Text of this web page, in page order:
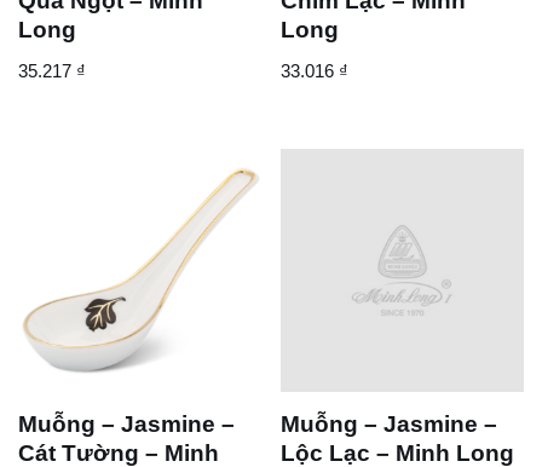
Long
35.217 ₫
Long
33.016 ₫
Muỗng – Jasmine –
Cát Tường – Minh
Muỗng – Jasmine –
Lộc Lạc – Minh Long